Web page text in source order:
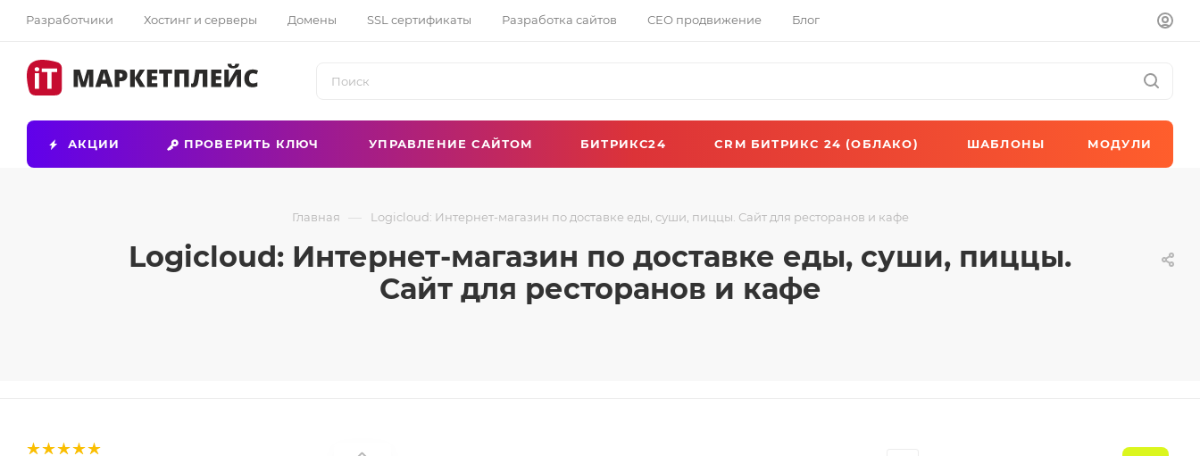
Разработчики Хостинг и серверы Домены SSL сертификаты Разработка сайтов СЕО продвижение Блог
АКЦИИ ПРОВЕРИТЬ КЛЮЧ УПРАВЛЕНИЕ САЙТОМ БИТРИКС24 CRM БИТРИКС 24 (ОБЛАКО) ШАБЛОНЫ МОДУЛИ
Главная — Logicloud: Интернет-магазин по доставке еды, суши, пиццы. Сайт для ресторанов и кафе
Logicloud: Интернет-магазин по доставке еды, суши, пиццы.
Сайт для ресторанов и кафе